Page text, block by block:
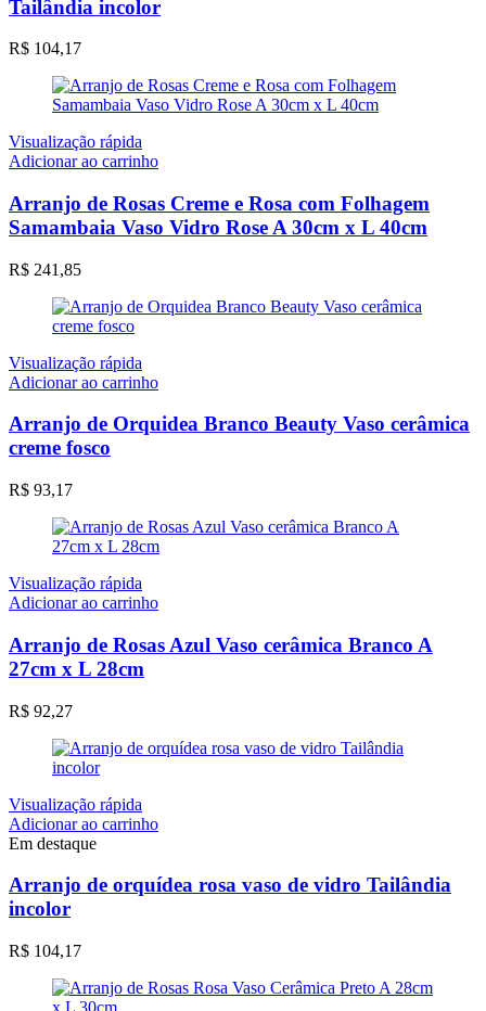
Tailândia incolor
R$ 104,17
Visualização rápida
Adicionar ao carrinho
Arranjo de Rosas Creme e Rosa com Folhagem
Samambaia Vaso Vidro Rose A 30cm x L 40cm
R$ 241,85
Visualização rápida
Adicionar ao carrinho
Arranjo de Orquidea Branco Beauty Vaso cerâmica
creme fosco
R$ 93,17
Visualização rápida
Adicionar ao carrinho
Arranjo de Rosas Azul Vaso cerâmica Branco A
27cm x L 28cm
R$ 92,27
Visualização rápida
Adicionar ao carrinho
Em destaque
Arranjo de orquídea rosa vaso de vidro Tailândia
incolor
R$ 104,17